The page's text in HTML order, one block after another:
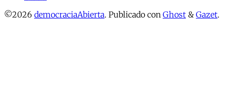
©2026 democraciaAbierta. Publicado con Ghost & Gazet.